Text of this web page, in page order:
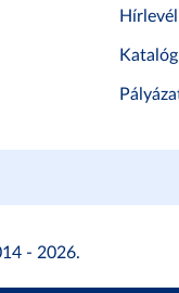
- 2026.